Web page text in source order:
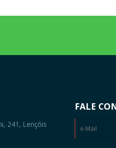
241, Lençóis
FALE